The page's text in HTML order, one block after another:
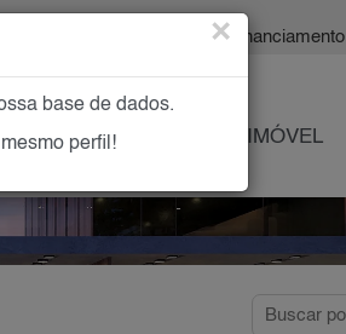
| Financiamento
OFEREÇA SEU IMÓVEL
×
base de dados.
perfil!